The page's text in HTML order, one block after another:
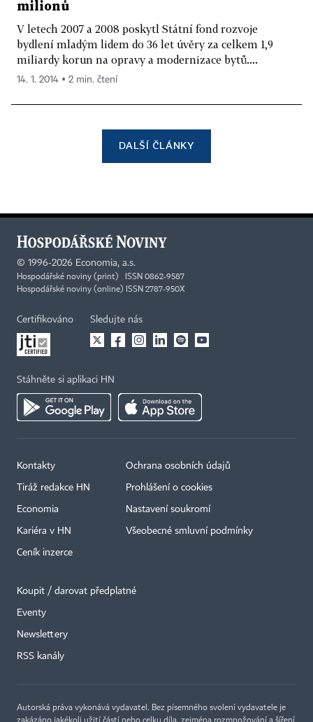
milionů
V letech 2007 a 2008 poskytl Státní fond rozvoje
bydlení mladým lidem do 36 let úvěry za celkem 1,9
miliardy korun na opravy a modernizace bytů....
14. 1. 2014 ▪ 2 min. čtení
DALŠÍ ČLÁNKY
© 1996-2026 Economia, a.s.
Hospodářské noviny (print) ISSN 0862-9587
Hospodářské noviny (online) ISSN 2787-950X
Certifikováno Sledujte nás
Stáhněte si aplikaci HN
Kontakty
Tiráž redakce HN
Economia
Kariéra v HN
Ceník inzerce
Ochrana osobních údajů
Prohlášení o cookies
Nastavení soukromí
Všeobecné smluvní podmínky
Koupit / darovat předplatné
Eventy
Newslettery
RSS kanály
Autorská práva vykonává vydavatel. Bez písemného svolení vydavatele je